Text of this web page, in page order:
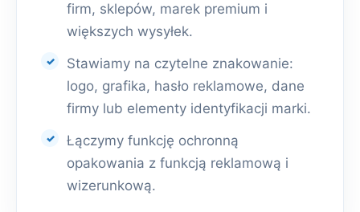
firm, sklepów, marek premium i
większych wysyłek.
Stawiamy na czytelne znakowanie:
logo, grafika, hasło reklamowe, dane
firmy lub elementy identyfikacji marki.
Łączymy funkcję ochronną
opakowania z funkcją reklamową i
wizerunkową.